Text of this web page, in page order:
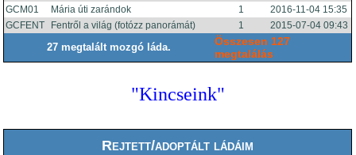
GCM01
Mária úti zarándok 1
2016-11-04 15:35
GCFENT
Fentről a világ (fotózz panorámát) 1 2015-07-04 09:43
27 megtalált mozgó láda.
Összesen 127
megtalálás
"Kincseink"
Rejtett/adoptált ládáim